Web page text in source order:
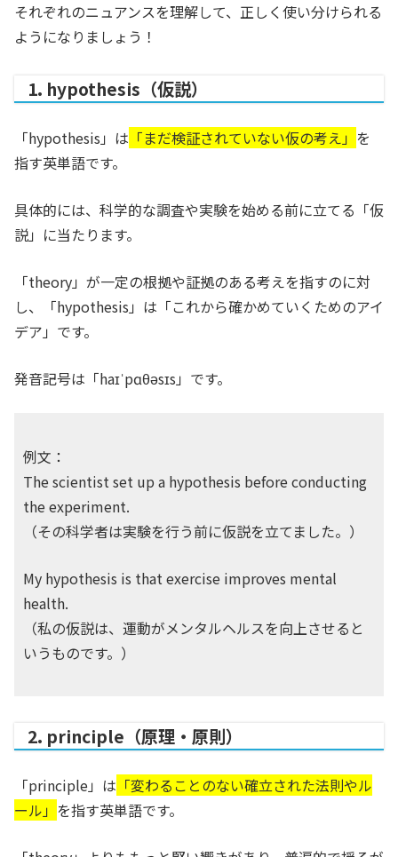
それぞれのニュアンスを理解して、正しく使い分けられる
ようになりましょう！
1. hypothesis（仮説）
「hypothesis」は 「まだ検証されていない仮の考え」 を
指す英単語です。
具体的には、科学的な調査や実験を始める前に立てる「仮
説」に当たります。
「theory」が一定の根拠や証拠のある考えを指すのに対
し、「hypothesis」は「これから確かめていくためのアイ
デア」です。
発音記号は「haɪˈpɑθəsɪs」です。
例文：
The scientist set up a hypothesis before conducting
the experiment.
（その科学者は実験を行う前に仮説を立てました。）
My hypothesis is that exercise improves mental
health.
（私の仮説は、運動がメンタルヘルスを向上させると
いうものです。）
2. principle（原理・原則）
「principle」は 「変わることのない確立された法則やル
ール」 を指す英単語です。